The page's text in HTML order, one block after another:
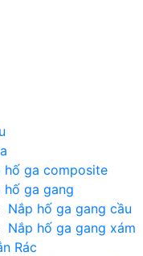
hố ga composite
hố ga gang
Nắp hố ga gang cầu
Nắp hố ga gang xám
Rác